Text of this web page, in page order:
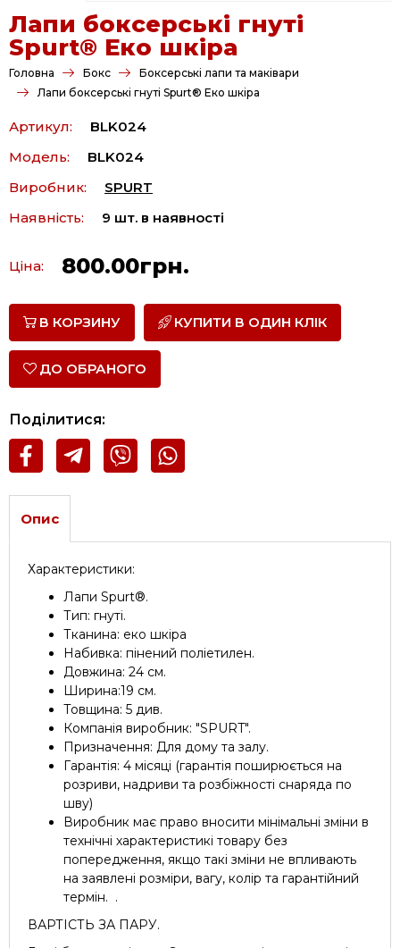
Лапи боксерські гнуті
Spurt® Еко шкіра
Головна Бокс
Боксерські лапи та маківари
Лапи боксерські гнуті Spurt® Еко шкіра
Артикул:
BLK024
Модель:
BLK024
Виробник:
SPURT
Наявність:
9 шт. в наявності
Ціна: 800.00грн.
В КОРЗИНУ КУПИТИ В ОДИН КЛІК
ДО ОБРАНОГО
Поділитися:
Опис
Характеристики:
Лапи Spurt®.
Тип: гнуті.
Тканина: еко шкіра
Набивка: пінений поліетилен.
Довжина: 24 см.
Ширина:19 см.
Товщина: 5 див.
Компанія виробник: "SPURT".
Призначення: Для дому та залу.
Гарантія: 4 місяці (гарантія поширюється на
розриви, надриви та розбіжності снаряда по
шву)
Виробник має право вносити мінімальні зміни в
технічні характеристикі товару без
попередження, якщо такі зміни не впливають
на заявлені розміри, вагу, колір та гарантійний
термін. .
ВАРТІСТЬ ЗА ПАРУ.